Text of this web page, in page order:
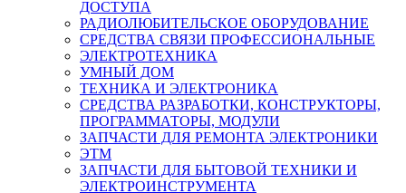
ДОСТУПА
РАДИОЛЮБИТЕЛЬСКОЕ ОБОРУДОВАНИЕ
СРЕДСТВА СВЯЗИ ПРОФЕССИОНАЛЬНЫЕ
ЭЛЕКТРОТЕХНИКА
УМНЫЙ ДОМ
ТЕХНИКА И ЭЛЕКТРОНИКА
СРЕДСТВА РАЗРАБОТКИ, КОНСТРУКТОРЫ,
ПРОГРАММАТОРЫ, МОДУЛИ
ЗАПЧАСТИ ДЛЯ РЕМОНТА ЭЛЕКТРОНИКИ
ЭТМ
ЗАПЧАСТИ ДЛЯ БЫТОВОЙ ТЕХНИКИ И
ЭЛЕКТРОИНСТРУМЕНТА